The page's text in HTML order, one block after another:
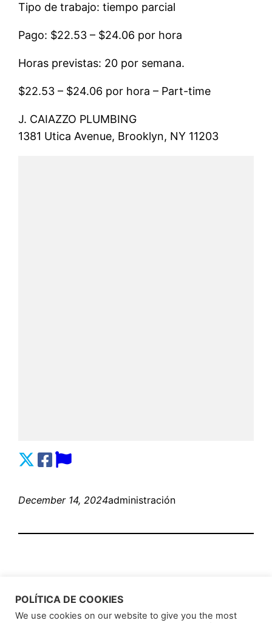
Tipo de trabajo: tiempo parcial
Pago: $22.53 – $24.06 por hora
Horas previstas: 20 por semana.
$22.53 – $24.06 por hora – Part-time
J. CAIAZZO PLUMBING
1381 Utica Avenue, Brooklyn, NY 11203
December 14, 2024administración
POLÍTICA DE COOKIES
We use cookies on our website to give you the most